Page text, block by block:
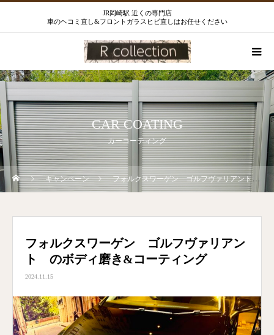
JR岡崎駅 近くの専門店
車のヘコミ直し&フロントガラスヒビ直しはお任せください
CAR COATING
カーコーティング
キャンペーン フォルクスワーゲン ゴルフヴァリアント のボディ磨き&コーティング
フォルクスワーゲン ゴルフヴァリアン
ト のボディ磨き&コーティング
2024.11.15